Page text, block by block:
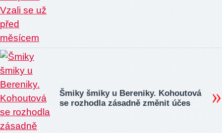
Šmiky šmiky u Bereniky. Kohoutová
se rozhodla zásadně změnit účes